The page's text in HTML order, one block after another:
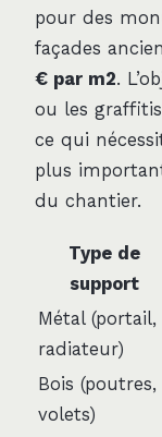
pour des
façades
€ par m2.
ou les
ce qui
plus
du chantier.
Type de
support
Métal (portail,
radiateur)
Bois (poutres,
volets)